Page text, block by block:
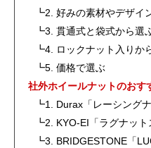
┗2. 好みの素材やデザイ
┗3. 貫通式と袋式から選
┗4. ロックナット入りか
┗5. 価格で選ぶ
社外ホイールナットのおす
┗1. Durax「レーシングナ
┗2. KYO-EI「ラグナット
┗3. BRIDGESTONE「